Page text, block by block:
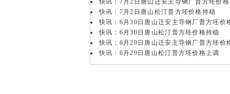
快讯：7月2日唐山迁安主导钢厂普方坯价格
快讯：7月2日唐山松汀普方坯价格持稳
快讯：6月30日唐山迁安主导钢厂普方坯价
快讯：6月30日唐山松汀普方坯价格持稳
快讯：6月29日唐山迁安主导钢厂普方坯价
快讯：6月29日唐山松汀普方坯价格上调